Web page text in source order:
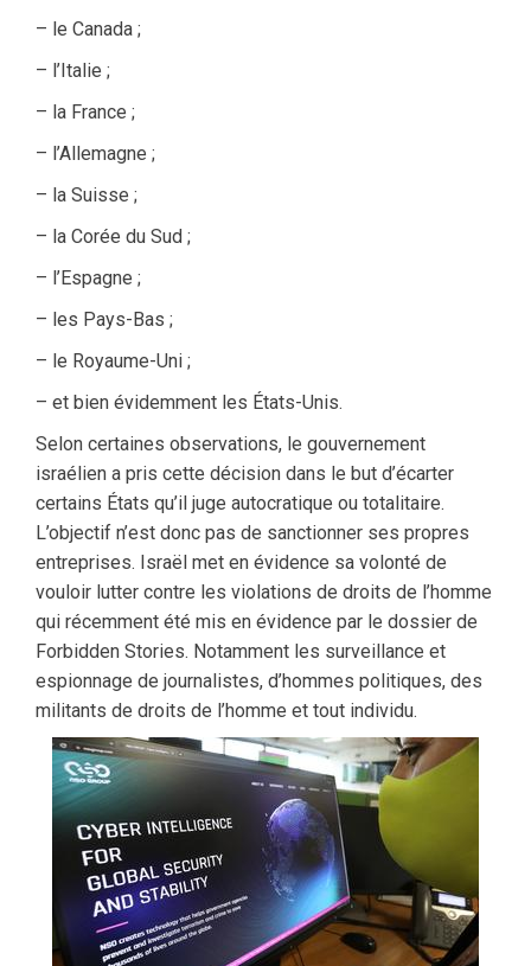
– le Canada ;
– l’Italie ;
– la France ;
– l’Allemagne ;
– la Suisse ;
– la Corée du Sud ;
– l’Espagne ;
– les Pays-Bas ;
– le Royaume-Uni ;
– et bien évidemment les États-Unis.
Selon certaines observations, le gouvernement
israélien a pris cette décision dans le but d’écarter
certains États qu’il juge autocratique ou totalitaire.
L’objectif n’est donc pas de sanctionner ses propres
entreprises. Israël met en évidence sa volonté de
vouloir lutter contre les violations de droits de l’homme
qui récemment été mis en évidence par le dossier de
Forbidden Stories. Notamment les surveillance et
espionnage de journalistes, d’hommes politiques, des
militants de droits de l’homme et tout individu.